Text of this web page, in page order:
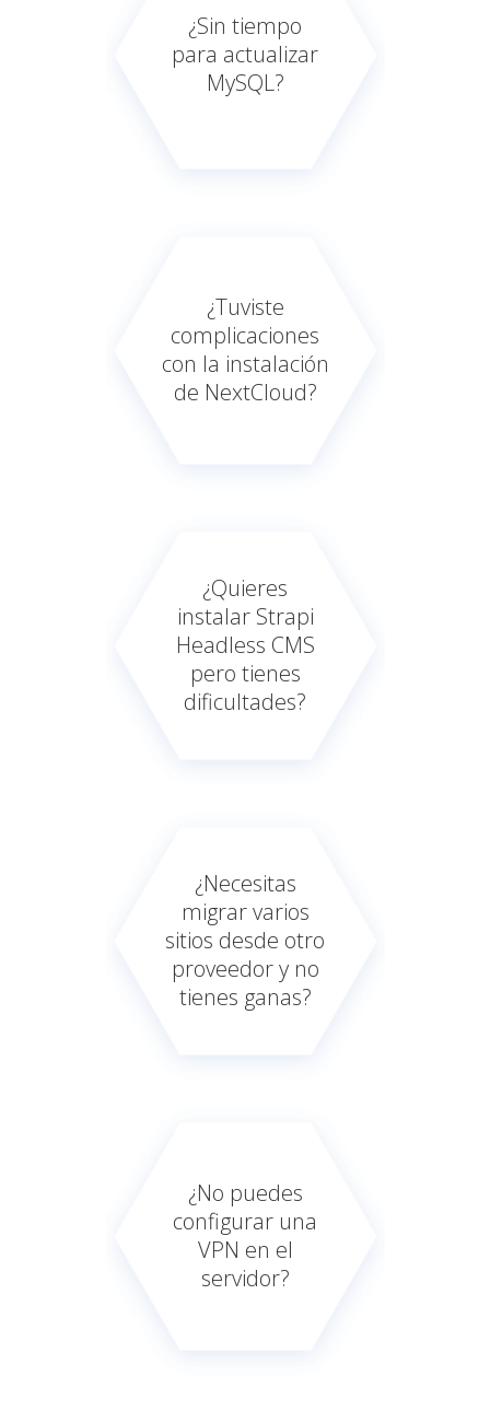
¿Sin tiempo
para actualizar
MySQL?
¿Tuviste
complicaciones
con la instalación
de NextCloud?
¿Quieres
instalar Strapi
Headless CMS
pero tienes
dificultades?
¿Necesitas
migrar varios
sitios desde otro
proveedor y no
tienes ganas?
¿No puedes
configurar una
VPN en el
servidor?